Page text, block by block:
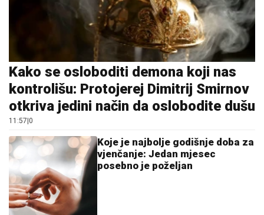
Kako se osloboditi demona koji nas
kontrolišu: Protojerej Dimitrij Smirnov
otkriva jedini način da oslobodite dušu
11:57|0
Koje je najbolje godišnje doba za
vjenčanje: Jedan mjesec
posebno je poželjan